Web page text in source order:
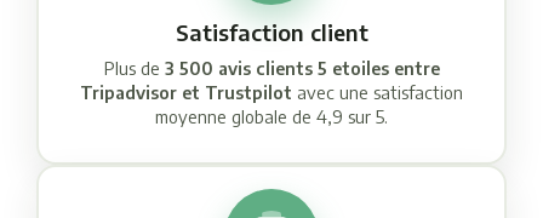
Satisfaction client
Plus de 3 500 avis clients 5 etoiles entre
Tripadvisor et Trustpilot avec une satisfaction
moyenne globale de 4,9 sur 5.